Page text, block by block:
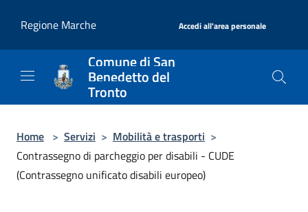
Regione Marche
Accedi all'area personale
Comune di San
Benedetto del
Tronto
Home > Servizi > Mobilità e trasporti >
Contrassegno di parcheggio per disabili - CUDE
(Contrassegno unificato disabili europeo)